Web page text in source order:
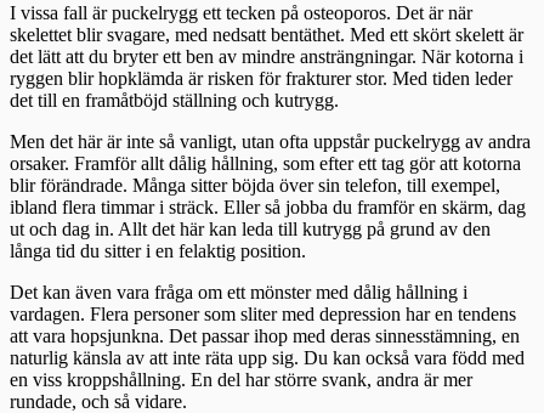
I vissa fall är puckelrygg ett tecken på osteoporos. Det är när
skelettet blir svagare, med nedsatt bentäthet. Med ett skört skelett är
det lätt att du bryter ett ben av mindre ansträngningar. När kotorna i
ryggen blir hopklämda är risken för frakturer stor. Med tiden leder
det till en framåtböjd ställning och kutrygg.
Men det här är inte så vanligt, utan ofta uppstår puckelrygg av andra
orsaker. Framför allt dålig hållning, som efter ett tag gör att kotorna
blir förändrade. Många sitter böjda över sin telefon, till exempel,
ibland flera timmar i sträck. Eller så jobba du framför en skärm, dag
ut och dag in. Allt det här kan leda till kutrygg på grund av den
långa tid du sitter i en felaktig position.
Det kan även vara fråga om ett mönster med dålig hållning i
vardagen. Flera personer som sliter med depression har en tendens
att vara hopsjunkna. Det passar ihop med deras sinnesstämning, en
naturlig känsla av att inte räta upp sig. Du kan också vara född med
en viss kroppshållning. En del har större svank, andra är mer
rundade, och så vidare.